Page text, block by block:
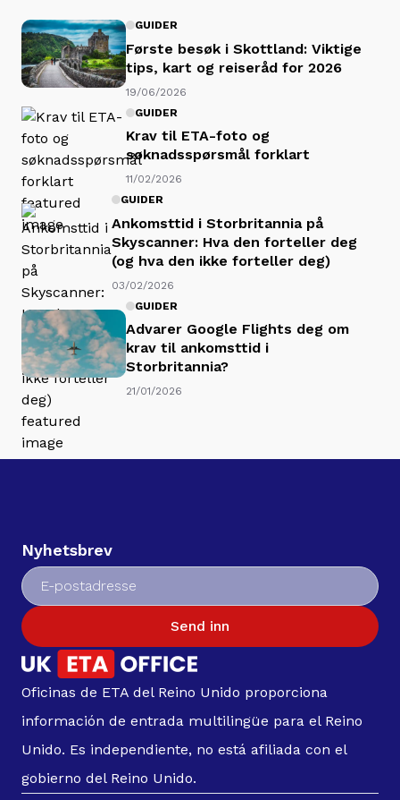
GUIDER
Første besøk i Skottland: Viktige
tips, kart og reiseråd for 2026
19/06/2026
GUIDER
Krav til ETA-foto og
søknadsspørsmål forklart
11/02/2026
GUIDER
Ankomsttid i Storbritannia på
Skyscanner: Hva den forteller deg
(og hva den ikke forteller deg)
03/02/2026
GUIDER
Advarer Google Flights deg om
krav til ankomsttid i
Storbritannia?
21/01/2026
Nyhetsbrev
Send inn
Oficinas de ETA del Reino Unido proporciona
información de entrada multilingüe para el Reino
Unido. Es independiente, no está afiliada con el
gobierno del Reino Unido.